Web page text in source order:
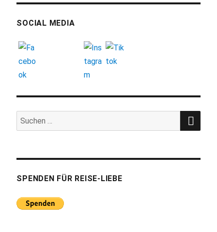
SOCIAL MEDIA
Suchen
nach:
SPENDEN FÜR REISE-LIEBE